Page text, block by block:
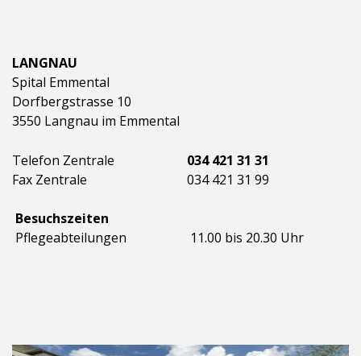
LANGNAU
Spital Emmental
Dorfbergstrasse 10
3550 Langnau im Emmental
Telefon Zentrale
034 421 31 31
Fax Zentrale
034 421 31 99
Besuchszeiten
Pflegeabteilungen
11.00 bis 20.30 Uhr